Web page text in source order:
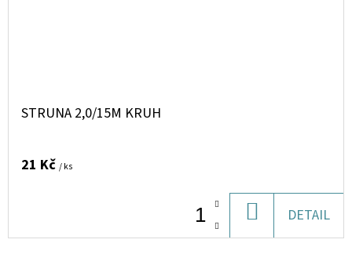
STRUNA 2,0/15M KRUH
21 Kč / ks
KOŠÍKU
DETAIL